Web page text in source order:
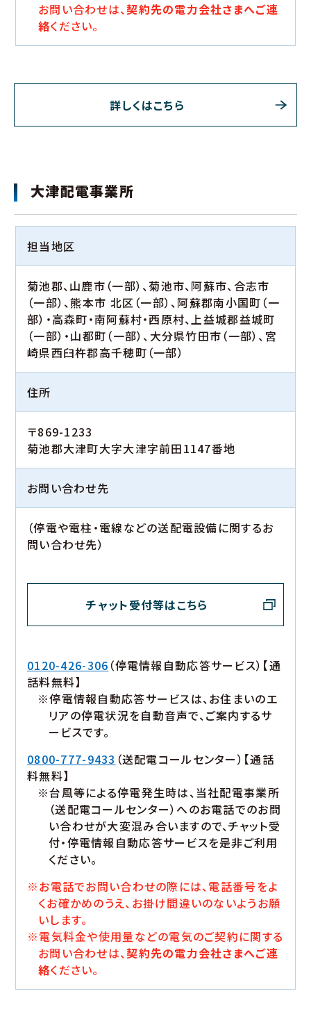
お問い合わせは、契約先の電力会社さまへご連
絡ください。
詳しくはこちら
大津配電事業所
担当地区
菊池郡、山鹿市（一部）、菊池市、阿蘇市、合志市
（一部）、熊本市 北区（一部）、阿蘇郡南小国町（一
部）・高森町・南阿蘇村・西原村、上益城郡益城町
（一部）・山都町（一部）、大分県竹田市（一部）、宮
崎県西臼杵郡高千穂町（一部）
住所
〒869-1233
菊池郡大津町大字大津字前田1147番地
お問い合わせ先
（停電や電柱・電線などの送配電設備に関するお
問い合わせ先）
チャット受付等はこちら
0120-426-306 （停電情報自動応答サービス）【通
話料無料】
※停電情報自動応答サービスは、お住まいのエ
リアの停電状況を自動音声で、ご案内するサ
ービスです。
0800-777-9433 （送配電コールセンター）【通話
料無料】
※台風等による停電発生時は、当社配電事業所
（送配電コールセンター）へのお電話でのお問
い合わせが大変混み合いますので、チャット受
付・停電情報自動応答サービスを是非ご利用
ください。
※お電話でお問い合わせの際には、電話番号をよ
くお確かめのうえ、お掛け間違いのないようお願
いします。
※電気料金や使用量などの電気のご契約に関する
お問い合わせは、契約先の電力会社さまへご連
絡ください。